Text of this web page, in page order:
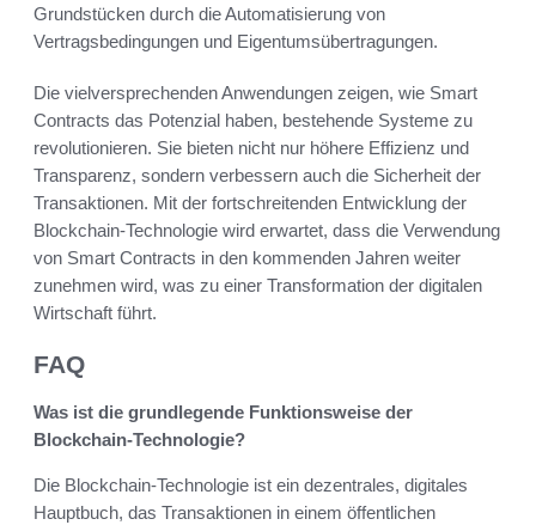
Grundstücken durch die Automatisierung von
Vertragsbedingungen und Eigentumsübertragungen.
Die vielversprechenden Anwendungen zeigen, wie Smart
Contracts das Potenzial haben, bestehende Systeme zu
revolutionieren. Sie bieten nicht nur höhere Effizienz und
Transparenz, sondern verbessern auch die Sicherheit der
Transaktionen. Mit der fortschreitenden Entwicklung der
Blockchain-Technologie wird erwartet, dass die Verwendung
von Smart Contracts in den kommenden Jahren weiter
zunehmen wird, was zu einer Transformation der digitalen
Wirtschaft führt.
FAQ
Was ist die grundlegende Funktionsweise der
Blockchain-Technologie?
Die Blockchain-Technologie ist ein dezentrales, digitales
Hauptbuch, das Transaktionen in einem öffentlichen